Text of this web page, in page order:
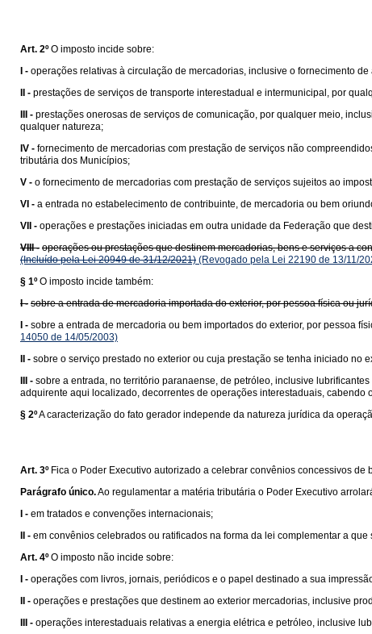
Art. 2º O imposto incide sobre:
I - operações relativas à circulação de mercadorias, inclusive o fornecimento
II - prestações de serviços de transporte interestadual e intermunicipal, por
III - prestações onerosas de serviços de comunicação, por qualquer meio,
qualquer natureza;
IV - fornecimento de mercadorias com prestação de serviços não
tributária dos Municípios;
V - o fornecimento de mercadorias com prestação de serviços sujeitos ao
VI - a entrada no estabelecimento de contribuinte, de mercadoria ou bem
VII - operações e prestações iniciadas em outra unidade da Federação que
VIII - operações ou prestações que destinem mercadorias, bens e serviços a
(Incluído pela Lei 20949 de 31/12/2021) (Revogado pela Lei 22190 de 13/11/
§ 1º O imposto incide também:
I - sobre a entrada de mercadoria importada do exterior, por pessoa física ou
I - sobre a entrada de mercadoria ou bem importados do exterior, por pessoa
14050 de 14/05/2003)
II - sobre o serviço prestado no exterior ou cuja prestação se tenha iniciado no
III - sobre a entrada, no território paranaense, de petróleo, inclusive
adquirente aqui localizado, decorrentes de operações interestaduais, cabendo
§ 2ºA caracterização do fato gerador independe da natureza jurídica da
Art. 3º Fica o Poder Executivo autorizado a celebrar convênios concessivos
Parágrafo único.Ao regulamentar a matéria tributária o Poder Executivo
I - em tratados e convenções internacionais;
II - em convênios celebrados ou ratificados na forma da lei complementar a
Art. 4º O imposto não incide sobre:
I - operações com livros, jornais, periódicos e o papel destinado a sua
II - operações e prestações que destinem ao exterior mercadorias, inclusive
III - operações interestaduais relativas a energia elétrica e petróleo, inclusive